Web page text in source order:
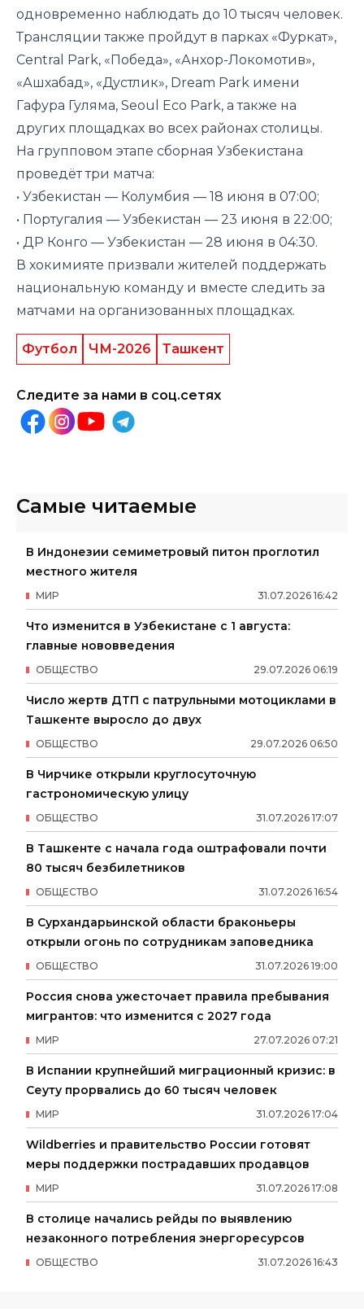
одновременно наблюдать до 10 тысяч человек.
Трансляции также пройдут в парках «Фуркат»,
Central Park, «Победа», «Анхор-Локомотив»,
«Ашхабад», «Дустлик», Dream Park имени
Гафура Гуляма, Seoul Eco Park, а также на
других площадках во всех районах столицы.
На групповом этапе сборная Узбекистана
проведёт три матча:
• Узбекистан — Колумбия — 18 июня в 07:00;
• Португалия — Узбекистан — 23 июня в 22:00;
• ДР Конго — Узбекистан — 28 июня в 04:30.
В хокимияте призвали жителей поддержать
национальную команду и вместе следить за
матчами на организованных площадках.
Футбол ЧМ-2026 Ташкент
Следите за нами в соц.сетях
Самые читаемые
В Индонезии семиметровый питон проглотил
местного жителя
31.07.2026 16:42
МИР
Что изменится в Узбекистане с 1 августа:
главные нововведения
29.07.2026 06:19
ОБЩЕСТВО
Число жертв ДТП с патрульными мотоциклами в
Ташкенте выросло до двух
29.07.2026 06:50
ОБЩЕСТВО
В Чирчике открыли круглосуточную
гастрономическую улицу
31.07.2026 17:07
ОБЩЕСТВО
В Ташкенте с начала года оштрафовали почти
80 тысяч безбилетников
31.07.2026 16:54
ОБЩЕСТВО
В Сурхандарьинской области браконьеры
открыли огонь по сотрудникам заповедника
31.07.2026 19:00
ОБЩЕСТВО
Россия снова ужесточает правила пребывания
мигрантов: что изменится с 2027 года
27.07.2026 07:21
МИР
В Испании крупнейший миграционный кризис: в
Сеуту прорвались до 60 тысяч человек
31.07.2026 17:04
МИР
Wildberries и правительство России готовят
меры поддержки пострадавших продавцов
31.07.2026 17:08
МИР
В столице начались рейды по выявлению
незаконного потребления энергоресурсов
31.07.2026 16:43
ОБЩЕСТВО